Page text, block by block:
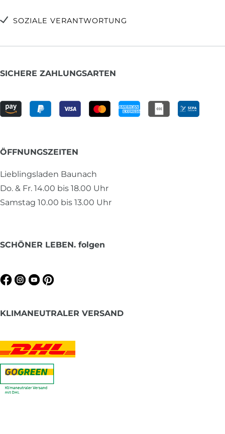
SOZIALE VERANTWORTUNG
SICHERE ZAHLUNGSARTEN
ÖFFNUNGSZEITEN
Lieblingsladen Baunach
Do. & Fr. 14.00 bis 18.00 Uhr
Samstag 10.00 bis 13.00 Uhr
SCHÖNER LEBEN. folgen
KLIMANEUTRALER VERSAND